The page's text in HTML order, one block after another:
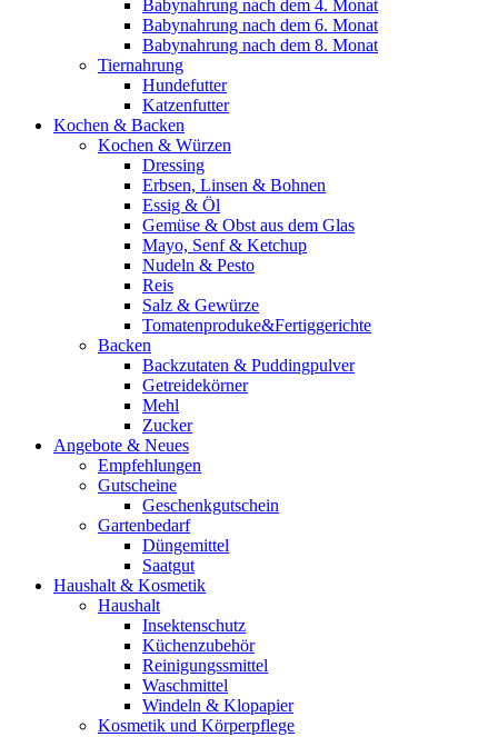
Babynahrung nach dem 4. Monat
Babynahrung nach dem 6. Monat
Babynahrung nach dem 8. Monat
Tiernahrung
Hundefutter
Katzenfutter
Kochen & Backen
Kochen & Würzen
Dressing
Erbsen, Linsen & Bohnen
Essig & Öl
Gemüse & Obst aus dem Glas
Mayo, Senf & Ketchup
Nudeln & Pesto
Reis
Salz & Gewürze
Tomatenproduke&Fertiggerichte
Backen
Backzutaten & Puddingpulver
Getreidekörner
Mehl
Zucker
Angebote & Neues
Empfehlungen
Gutscheine
Geschenkgutschein
Gartenbedarf
Düngemittel
Saatgut
Haushalt & Kosmetik
Haushalt
Insektenschutz
Küchenzubehör
Reinigungssmittel
Waschmittel
Windeln & Klopapier
Kosmetik und Körperpflege